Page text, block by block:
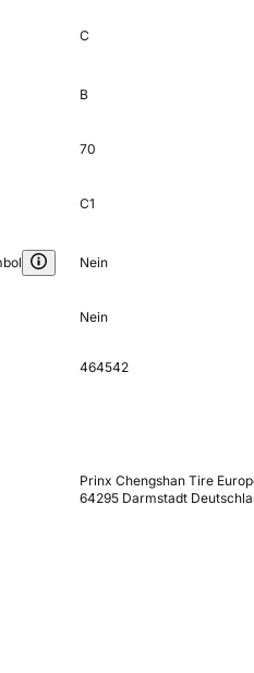
C
B
70
C1
Nein
Nein
464542
Prinx Chengshan Tire
64295 Darmstadt